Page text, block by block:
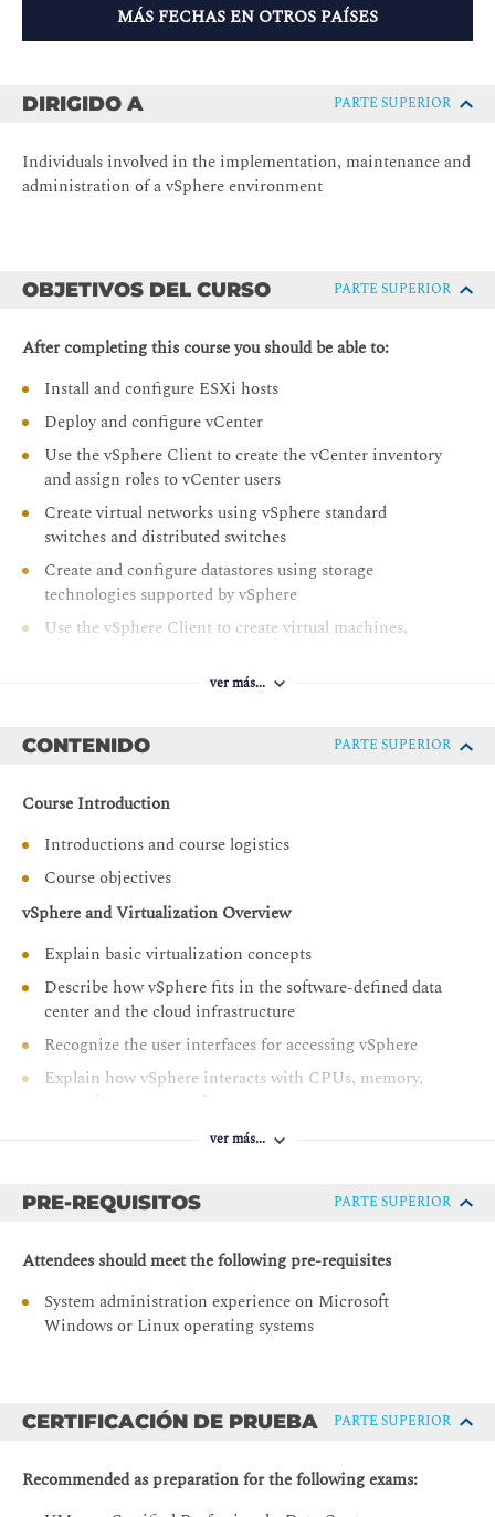
MÁS FECHAS EN OTROS PAÍSES
DIRIGIDO A PARTE SUPERIOR
Individuals involved in the implementation, maintenance and
administration of a vSphere environment
OBJETIVOS DEL CURSO PARTE SUPERIOR
After completing this course you should be able to:
Install and configure ESXi hosts
Deploy and configure vCenter
Use the vSphere Client to create the vCenter inventory
and assign roles to vCenter users
Create virtual networks using vSphere standard
switches and distributed switches
Create and configure datastores using storage
technologies supported by vSphere
Use the vSphere Client to create virtual machines,
Create content libraries for managing templates and
Manage virtual machine resource allocation
vSphere Storage vMotion
Create and configure a vSphere cluster that is enabled
with vSphere High Availability (HA) and vSphere
Distributed Resource Scheduler
Manage the life cycle of vSphere to keep vCenter, ESXi
hosts, and virtual machines up to date
ver más...
CONTENIDO PARTE SUPERIOR
Course Introduction
Introductions and course logistics
Course objectives
vSphere and Virtualization Overview
Explain basic virtualization concepts
Describe how vSphere fits in the software-defined data
center and the cloud infrastructure
Recognize the user interfaces for accessing vSphere
Explain how vSphere interacts with CPUs, memory,
networks, storage, and GPUs
Installing and Configuring ESXi
Recognize ESXi user account best practices
VMware Host Client
Deploying and Configuring vCenter
Configure vCenter settings
Create and organize vCenter inventory objects
ver más...
PRE-REQUISITOS PARTE SUPERIOR
Attendees should meet the following pre-requisites
System administration experience on Microsoft
Windows or Linux operating systems
CERTIFICACIÓN DE PRUEBA PARTE SUPERIOR
Recommended as preparation for the following exams: